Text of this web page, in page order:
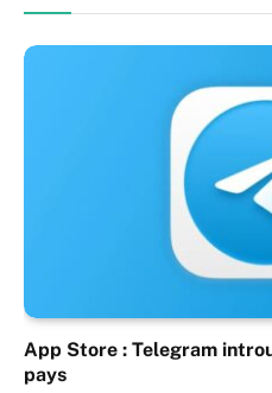
App Store : Telegram
pays